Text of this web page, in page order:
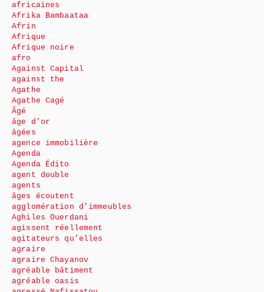
africaines
Afrika Bambaataa
Afrin
Afrique
Afrique noire
afro
Against Capital
against the
Agathe
Agathe Cagé
Âgé
âge d’or
âgées
agence immobilière
Agenda
Agenda Édito
agent double
agents
âges écoutent
agglomération d’immeubles
Aghiles Ouerdani
agissent réellement
agitateurs qu’elles
agraire
agraire Chayanov
agréable bâtiment
agréable oasis